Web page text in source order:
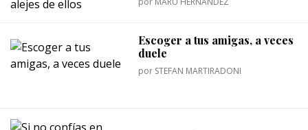
Escoger a tus amigas, a veces
duele
por STEFAN MARTIRADONI